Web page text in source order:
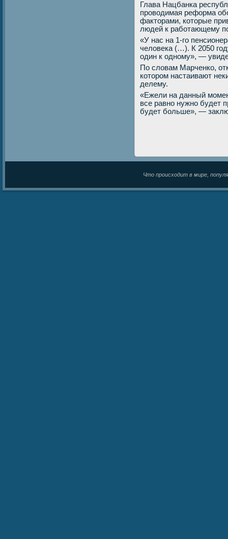
Глава Нацбанка
проводимая реформа
факторами, которые
людей к работающему
«У нас на 1-го
человека (…). К 2050
один к одному», —
По словам Марченко,
котором настаивают
делему.
«Ежели на данный
все равно нужно будет
будет больше», —
Что происходит в мире,